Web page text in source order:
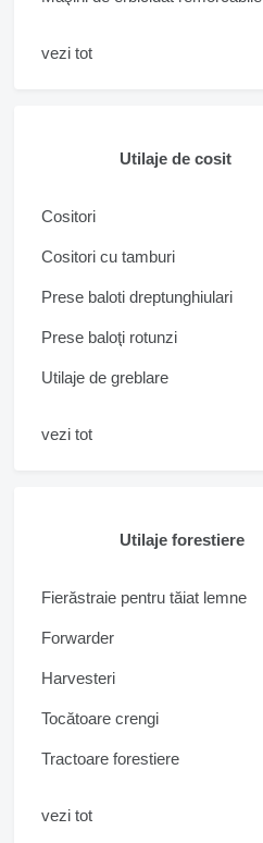
vezi tot
Utilaje de cosit
Cositori
Cositori cu tamburi
Prese baloti dreptunghiulari
Prese baloţi rotunzi
Utilaje de greblare
vezi tot
Utilaje forestiere
Fierăstraie pentru tăiat lemne
Forwarder
Harvesteri
Tocătoare crengi
Tractoare forestiere
vezi tot